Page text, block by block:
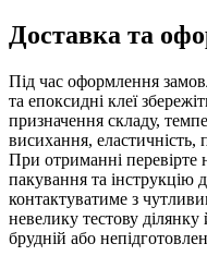
Доставка та
Під час оформлення
та епоксидні клеї
призначення складу,
висихання, еластичність,
При отриманні перевірте
пакування та інструкцію
контактуватиме з
невелику тестову ділянку
брудній або